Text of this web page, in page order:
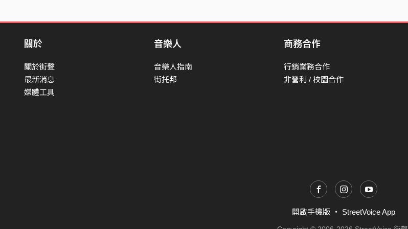
關於
關於街聲
最新消息
媒體工具
音樂人
音樂人指南
街托邦
商務合作
行銷業務合作
非營利 / 校園合作
開啟手機版 ・ StreetVoice App